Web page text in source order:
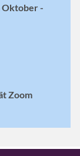
Oktober -
Zoom